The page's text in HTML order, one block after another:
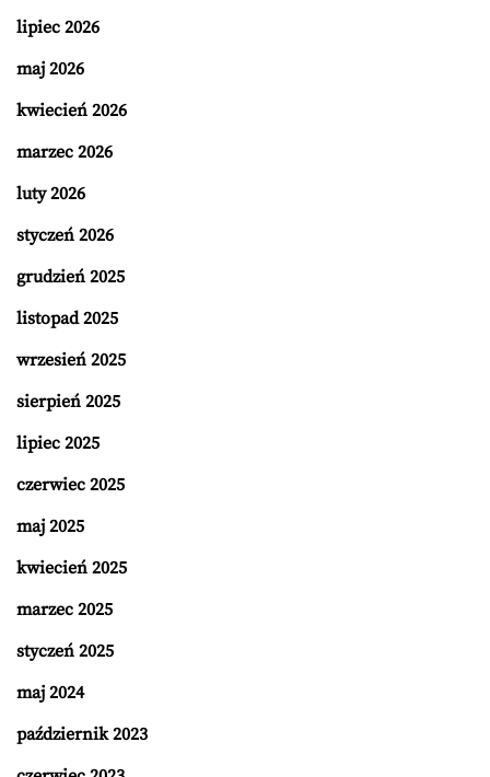
lipiec 2026
maj 2026
kwiecień 2026
marzec 2026
luty 2026
styczeń 2026
grudzień 2025
listopad 2025
wrzesień 2025
sierpień 2025
lipiec 2025
czerwiec 2025
maj 2025
kwiecień 2025
marzec 2025
styczeń 2025
maj 2024
październik 2023